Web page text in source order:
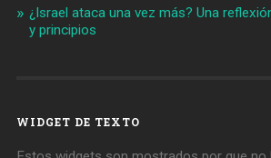
¿Israel ataca una vez más? Una
y principios
WIDGET DE TEXTO